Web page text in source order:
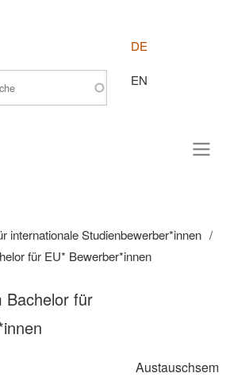
DE
EN
internationale Studienbewerber*innen
für EU* Bewerber*innen
Bachelor für
Austauschsem